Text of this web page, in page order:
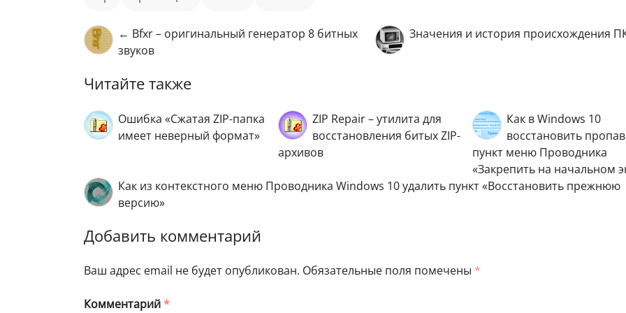
← Bfxr – оригинальный генератор 8 битных
звуков
Значения и история происхождения
Читайте также
Ошибка «Сжатая ZIP-папка
имеет неверный формат»
ZIP Repair – утилита для
восстановления битых ZIP-
архивов
Как в Windows 10
восстановить
пункт меню Проводника
«Закрепить на начальном
Как из контекстного меню Проводника Windows 10 удалить пункт «Восстановить прежнюю
версию»
Добавить комментарий
Ваш адрес email не будет опубликован. Обязательные поля помечены *
Комментарий*